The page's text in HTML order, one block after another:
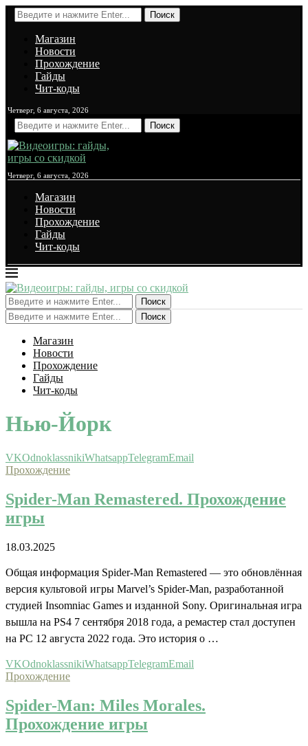
Поиск
Магазин
Новости
Прохождение
Гайды
Чит-коды
Четверг, 6 августа, 2026
Поиск
Четверг, 6 августа, 2026
Магазин
Новости
Прохождение
Гайды
Чит-коды
Поиск
Поиск
Магазин
Новости
Прохождение
Гайды
Чит-коды
Нью-Йорк
VKOdnoklassnikiWhatsappTelegramEmail
Прохождение
Spider-Man Remastered. Прохождение
игры
18.03.2025
Общая информация Spider-Man Remastered — это обновлённая
версия культовой игры Marvel’s Spider-Man, разработанной
студией Insomniac Games и изданной Sony. Оригинальная игра
вышла на PS4 7 сентября 2018 года, а ремастер стал доступен
на PC 12 августа 2022 года. Это история о …
VKOdnoklassnikiWhatsappTelegramEmail
Прохождение
Spider-Man: Miles Morales.
Прохождение игры